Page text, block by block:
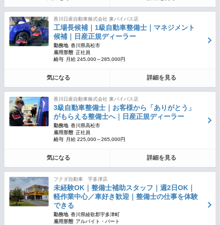
香川日産自動車株式会社 東バイパス店
工場長候補｜1級自動車整備士｜マネジメント
候補｜日産正規ディーラー
勤務地 香川県高松市
雇用形態 正社員
給与
月給 245,000～285,000円
気になる 詳細を見る
香川日産自動車株式会社 東バイパス店
3級自動車整備士｜お客様から「ありがとう」
がもらえる整備士へ｜日産正規ディーラー
勤務地 香川県高松市
雇用形態 正社員
給与
月給 225,000～265,000円
気になる 詳細を見る
フクダ自動車 宇多津店
未経験OK｜整備士補助スタッフ｜週2日OK｜
軽作業中心／車好き歓迎｜整備士の仕事を体験
できる
勤務地 香川県綾歌郡宇多津町
雇用形態 アルバイト・パート